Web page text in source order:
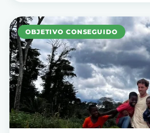
OBJETIVO CONSEGUIDO